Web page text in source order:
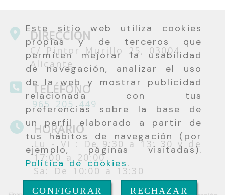
Este sitio web utiliza cookies
propias y de terceros que
permiten mejorar la usabilidad
de navegación, analizar el uso
de la web y mostrar publicidad
relacionada con tus
preferencias sobre la base de
un perfil elaborado a partir de
tus hábitos de navegación (por
ejemplo, páginas visitadas).
Política de cookies.
CONFIGURAR RECHAZAR
DIRECCIÓN
C/ Pintor Murillo 25, 03004
Alicante
TELÉFONO
965 205 449
HORARIO
Lu - Vi : De 9:30 a 13: 30 y de
17:00 a 20:00
Sa: De 10:00 a 13:30